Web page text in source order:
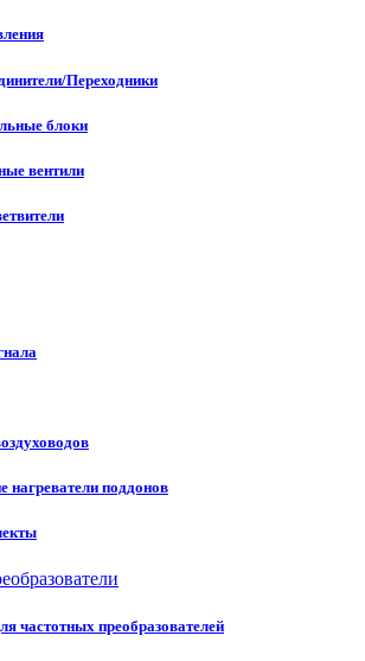
Переходники
блоки
вентили
нагреватели поддонов
частотных преобразователей